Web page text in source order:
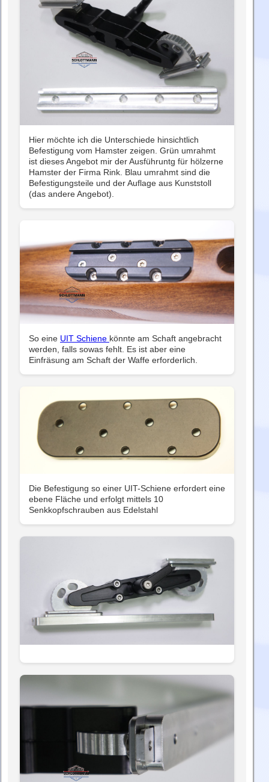
Hier möchte ich die Unterschiede hinsichtlich
Befestigung vom Hamster zeigen. Grün umrahmt
ist dieses Angebot mir der Ausführuntg für hölzerne
Hamster der Firma Rink. Blau umrahmt sind die
Befestigungsteile und der Auflage aus Kunststoll
(das andere Angebot).
So eine UIT Schiene könnte am Schaft angebracht
werden, falls sowas fehlt. Es ist aber eine
Einfräsung am Schaft der Waffe erforderlich.
Die Befestigung so einer UIT-Schiene erfordert eine
ebene Fläche und erfolgt mittels 10
Senkkopfschrauben aus Edelstahl